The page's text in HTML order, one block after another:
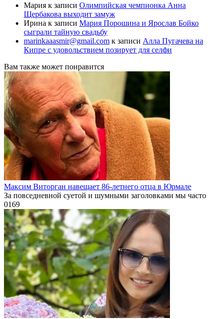
Мария к записи Олимпийская чемпионка Анна
Щербакова выходит замуж
Ирина к записи Мария Порошина и Ярослав Бойко
сыграли тайную свадьбу
marinkaaasmir@gmail.com к записи Алла Пугачева на
Кипре с удовольствием позирует для селфи
Вам также может понравится
Максим Виторган навещает 86-летнего отца в Юрмале
За повседневной суетой и шумными заголовками мы часто
0169